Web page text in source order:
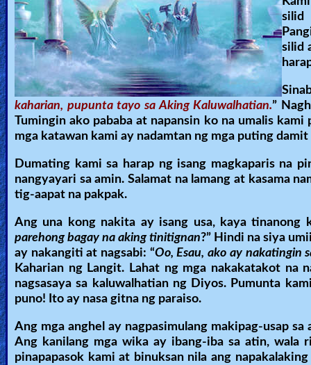
Videos
🎞
Godly
Movies
🎞
CBN
Videos
🎞
Kids
Videos
🎞
Worship
Music
silid
silid
kaharian, pupunta tayo sa Aking Kaluwalhatian.”
Tumingin ako pababa at napansin ko na umalis
mga katawan kami ay nadamtan ng mga puting
Dumating kami sa harap ng isang magkaparis na
nangyayari sa amin. Salamat na lamang at kasama
tig-aapat na pakpak.
Ang una kong nakita ay isang usa, kaya tinanong
parehong bagay na aking tinitignan?” Hindi na siya
ay nakangiti at nagsabi: “Oo, Esau, ako ay nakatingin
Kaharian ng Langit. Lahat ng mga nakakatakot na
nagsasaya sa kaluwalhatian ng Diyos. Pumunta
puno! Ito ay nasa gitna ng paraiso.
Ang mga anghel ay nagpasimulang makipag-usap
Ang kanilang mga wika ay ibang-iba sa atin, wala
pinapapasok kami at binuksan nila ang